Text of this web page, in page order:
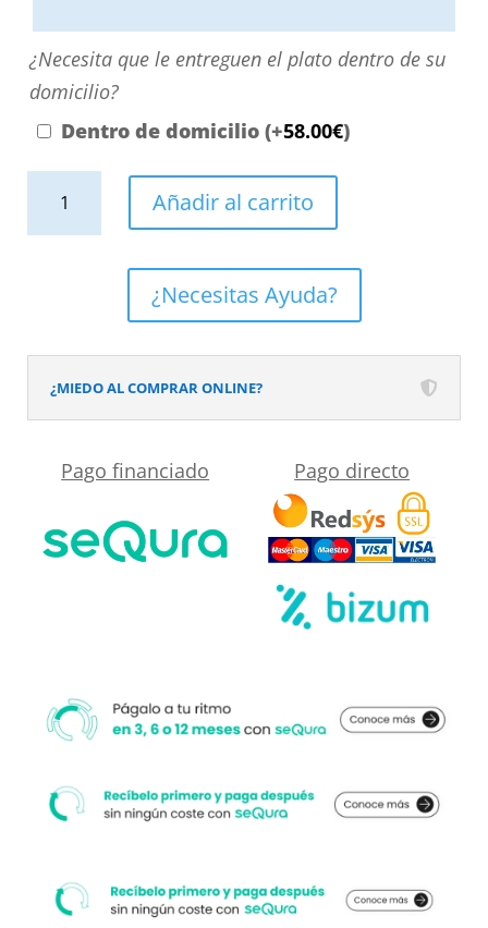
contactando
nosotros.
El
precio
será
desplegable
cercano
su
¿Necesita
que
le
domicilio?
¿Necesita que le entreguen el plato dentro de su
domicilio?
Dentro de domicilio (+58.00€)
pizarra.
Efecto
en
Forest
STONE
3D
cantidad
Añadir al carrito
¿Necesitas Ayuda?
¿MIEDO AL COMPRAR ONLINE?
Pago financiado Pago directo